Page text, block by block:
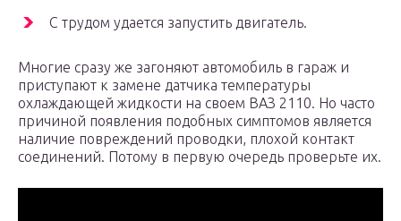
С трудом удается запустить двигатель.
Многие сразу же загоняют автомобиль в гараж и
приступают к замене датчика температуры
охлаждающей жидкости на своем ВАЗ 2110. Но часто
причиной появления подобных симптомов является
наличие повреждений проводки, плохой контакт
соединений. Потому в первую очередь проверьте их.